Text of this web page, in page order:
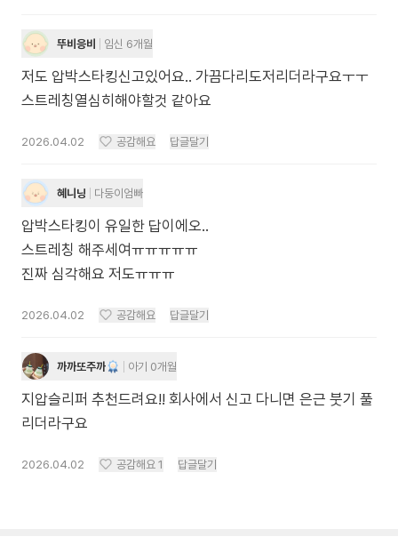
뚜비응비 임신 6개월
저도 압박스타킹신고있어요.. 가끔다리도저리더라구요ㅜㅜ
스트레칭열심히해야할것 같아요
2026.04.02 공감해요 답글달기
혜니닝 다둥이엄빠
압박스타킹이 유일한 답이에오..
스트레칭 해주세여ㅠㅠㅠㅠㅠ
진짜 심각해요 저도ㅠㅠㅠ
2026.04.02 공감해요 답글달기
까까또주까 아기 0개월
지압슬리퍼 추천드려요!! 회사에서 신고 다니면 은근 붓기 풀
리더라구요
2026.04.02 공감해요 1 답글달기